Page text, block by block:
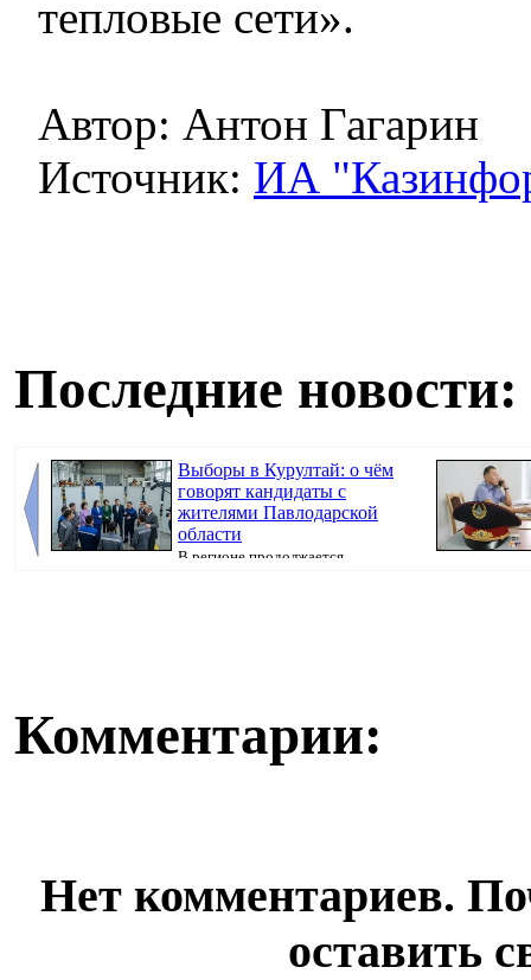
тепловые сети».
Автор: Антон Гагарин
Источник: ИА
Последние новости:
Выборы в Курултай: о чём
говорят кандидаты с
жителями Павлодарской
области
В регионе продолжается
Комментарии:
Нет комментариев.
оставить